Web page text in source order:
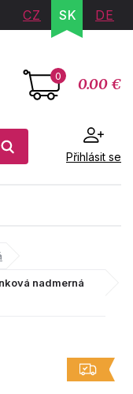
CZ SK DE
0 0.00 €
Přihlásit se
nadmerná